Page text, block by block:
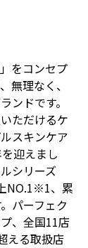
をコンセプ
無理なく、
ンドです。
ただけるケ
スキンケア
迎えまし
シリーズ
NO.1※1、累
パーフェク
、全国11店
える取扱店